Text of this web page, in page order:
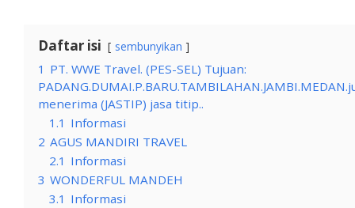
Daftar isi sembunyikan
1 PT. WWE Travel. (PES-SEL) Tujuan:
menerima (JASTIP) jasa titip..
1.1 Informasi
2 AGUS MANDIRI TRAVEL
2.1 Informasi
3 WONDERFUL MANDEH
3.1 Informasi